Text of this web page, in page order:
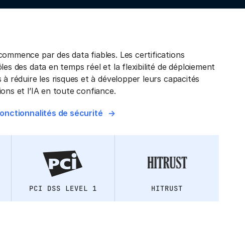
par des data fiables. Les certifications
des data en temps réel et la flexibilité de déploiement
réduire les risques et à développer leurs capacités
et l’IA en toute confiance.
de sécurité
PCI DSS LEVEL 1 HITRUST